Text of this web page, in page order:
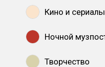
Кино и сериалы
Творчество